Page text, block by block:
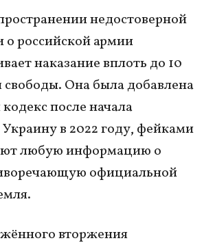
недостоверной
российской армии
наказание вплоть до 10
Она была добавлена
после начала
в 2022 году, фейками
любую информацию о
официальной
вторжения